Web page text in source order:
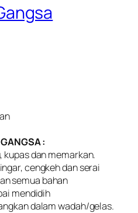
:
kupas dan memarkan.
cengkeh dan serai
semua bahan
mendidih
dalam wadah/gelas.